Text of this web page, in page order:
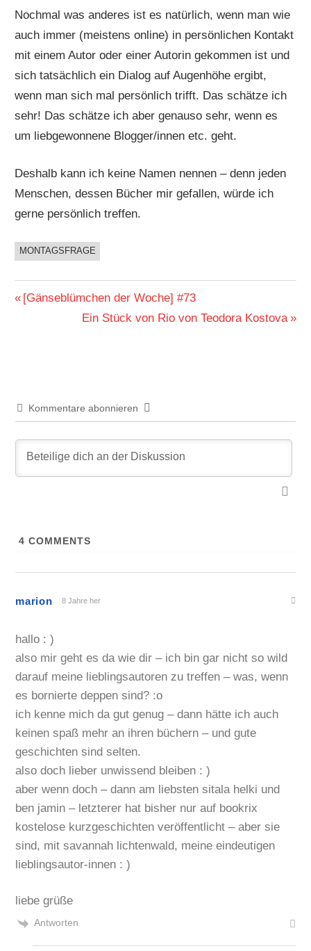
Nochmal was anderes ist es natürlich, wenn man wie
auch immer (meistens online) in persönlichen Kontakt
mit einem Autor oder einer Autorin gekommen ist und
sich tatsächlich ein Dialog auf Augenhöhe ergibt,
wenn man sich mal persönlich trifft. Das schätze ich
sehr! Das schätze ich aber genauso sehr, wenn es
um liebgewonnene Blogger/innen etc. geht.
Deshalb kann ich keine Namen nennen – denn jeden
Menschen, dessen Bücher mir gefallen, würde ich
gerne persönlich treffen.
BUCHIGES
MONTAGSFRAGE
Beitragsnavigation
Vorheriger
[Gänseblümchen der Woche] #73
Nächster
Ein Stück von Rio von Teodora Kostova
Kommentare abonnieren
4 COMMENTS
marion 8 Jahre her
hallo : )
also mir geht es da wie dir – ich bin gar nicht so wild
darauf meine lieblingsautoren zu treffen – was, wenn
es bornierte deppen sind? :o
ich kenne mich da gut genug – dann hätte ich auch
keinen spaß mehr an ihren büchern – und gute
geschichten sind selten.
also doch lieber unwissend bleiben : )
aber wenn doch – dann am liebsten sitala helki und
ben jamin – letzterer hat bisher nur auf bookrix
kostelose kurzgeschichten veröffentlicht – aber sie
sind, mit savannah lichtenwald, meine eindeutigen
lieblingsautor-innen : )
liebe grüße
Antworten